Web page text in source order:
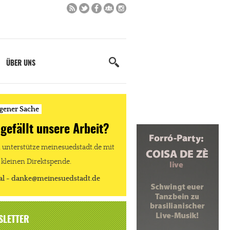
ÜBER UNS
Sache
unsere Arbeit?
unterstütze meinesuedstadt.de mit
Direktspende.
- danke@meinesuedstadt.de